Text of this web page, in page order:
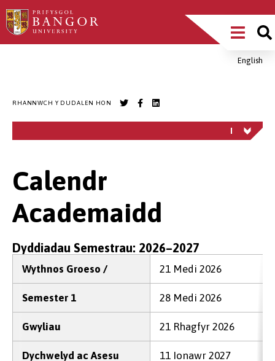
Sgipiwch
i’r
Main
MenuEnglish
RHANNWCH Y DUDALEN HON
Calendr
Academaidd
Dyddiadau Semestrau: 2026–2027
Wythnos Groeso / 21 Medi 2026
Semester 1 28 Medi 2026
Gwyliau 21 Rhagfyr 2026
Dychwelyd ac Asesu 11 Ionawr 2027